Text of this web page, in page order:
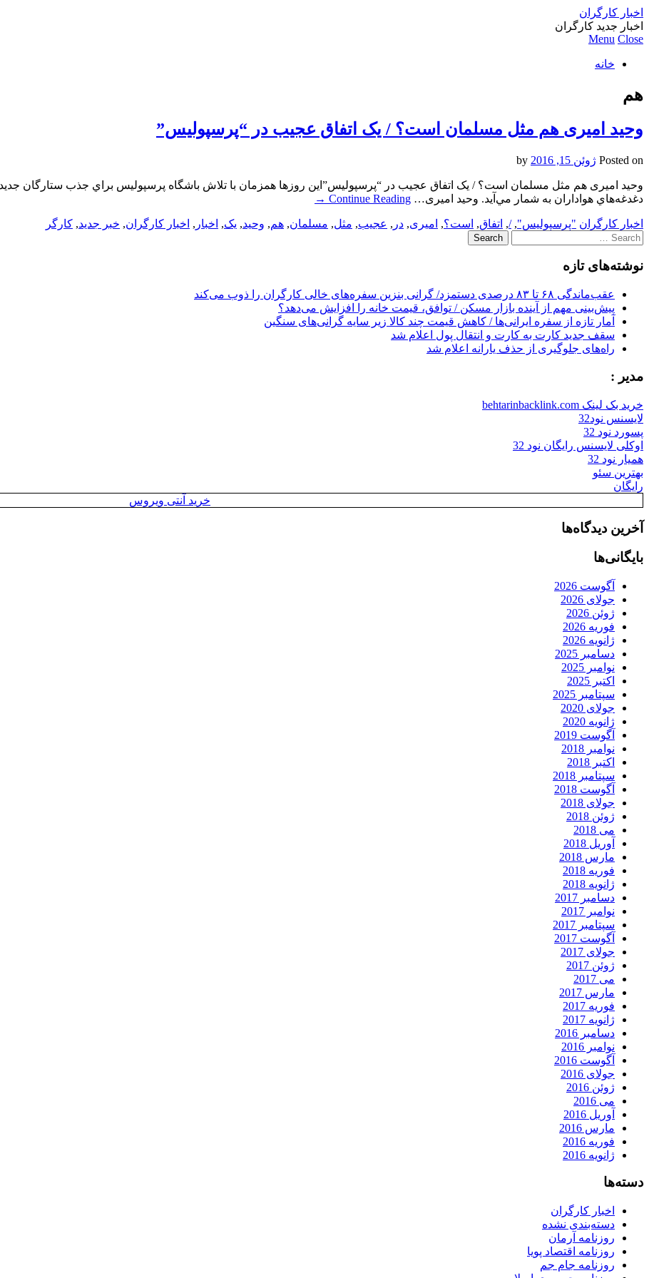
اخبار کارگران
اخبار جدید کارگران
Menu Close
خانه
هم
وحید امیری هم مثل مسلمان است؟ / یک اتفاق عجیب در “پرسپولیس”
Posted on ژوئن 15, 2016
وحید امیری هم مثل مسلمان است؟ / یک اتفاق عجیب در “پرسپولیس”اين روزها همزمان با تلاش باشگاه پرسپوليس براي جذب ستارگان جديد،
دغدغه‌هاي هواداران به شمار مي‌آيد. وحید امیری… Continue Reading
→
اخبار کارگران "پرسپولیس",
/
, اتفاق, است؟, امیری, در , عجیب, مثل, مسلمان, هم, وحید, یک, اخبار , اخبار کارگران, خبر جدید, کارگر
Search
for:
نوشته‌های تازه
عقب‌ماندگی ۶۸ تا ۸۳ درصدی دستمزد/ گرانی بنزین سفره‌های خالی کارگران را ذوب می‌کند
پیش‌بینی مهم از آینده بازار مسکن / توافق، قیمت خانه را افزایش می‌دهد؟
آمار تازه از سفره ایرانی‌ها / کاهش قیمت چند کالا زیر سایه گرانی‌های سنگین
سقف جدید کارت به کارت و انتقال پول اعلام شد
راه‌های جلوگیری از حذف یارانه اعلام شد
مدیر :
خرید بک لینک behtarinbacklink.com
لایسنس نود32
پسورد نود 32
اوکلی لایسنس رایگان نود 32
همیار نود 32
بهترین سئو
رایگان
خرید آنتی ویروس
آخرین دیدگاه‌ها
بایگانی‌ها
آگوست 2026
جولای 2026
ژوئن 2026
فوریه 2026
ژانویه 2026
دسامبر 2025
نوامبر 2025
اکتبر 2025
سپتامبر 2025
جولای 2020
ژانویه 2020
آگوست 2019
نوامبر 2018
اکتبر 2018
سپتامبر 2018
آگوست 2018
جولای 2018
ژوئن 2018
می 2018
آوریل 2018
مارس 2018
فوریه 2018
ژانویه 2018
دسامبر 2017
نوامبر 2017
سپتامبر 2017
آگوست 2017
جولای 2017
ژوئن 2017
می 2017
مارس 2017
فوریه 2017
ژانویه 2017
دسامبر 2016
نوامبر 2016
آگوست 2016
جولای 2016
ژوئن 2016
می 2016
آوریل 2016
مارس 2016
فوریه 2016
ژانویه 2016
دسته‌ها
اخبار کارگران
دسته‌بندی نشده
روزنامه آرمان
روزنامه اقتصاد پویا
روزنامه جام جم